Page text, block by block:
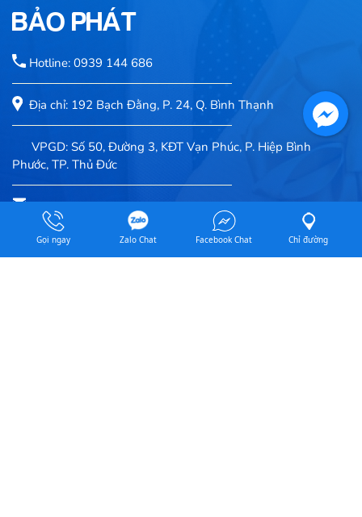
BẢO PHÁT
Hotline: 0939 144 686
Địa chỉ: 192 Bạch Đằng, P. 24, Q. Bình Thạnh
VPGD: Số 50, Đường 3, KĐT Vạn Phúc, P. Hiệp Bình
Phước, TP. Thủ Đức
Email: luongtheanh2007@gmail.com
Website: nhatbaophat.com / baloquatang.com
Gọi ngay Zalo Chat Facebook Chat Chỉ đường